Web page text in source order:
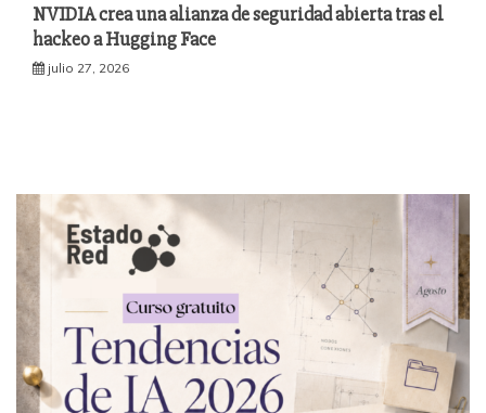
NVIDIA crea una alianza de seguridad abierta tras el
hackeo a Hugging Face
julio 27, 2026